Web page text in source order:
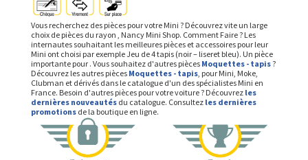
Vous recherchez des pièces pour votre Mini ? Découvrez vite un large
choix de pièces du rayon , Nancy Mini Shop. Comment Faire ? Les
internautes souhaitant les meilleures pièces et accessoires pour leur
Mini ont choisi par exemple Jeu de 4 tapis (noir – liseret bleu). Un pièce
importante pour . Vous souhaitez d'autres pièces Moquettes - tapis?
Découvrez les autres pièces Moquettes - tapis, pour Mini, Moke,
Clubman et dérivés dans le catalogue d'un des spécialistes Mini en
France. Besoin d'autres pièces pour votre voiture ? Découvrez les
dernières nouveautésdu catalogue. Consultez les dernières
promotionsde la boutique en ligne.